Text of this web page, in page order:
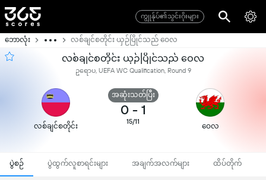
ကျွုန်ုပ်၏သွင်းဂိုးများ
ဘောလုံး လစ်ချင်စတိုင်း ယှဉ်ပြိုင်သည် ဝေလ
လစ်ချင်စတိုင်း ယှဉ်ပြိုင်သည် ဝေလ
ဥရောပ, UEFA WC Qualification, Round 9
လစ်ချင်စတိုင်း
အဆုံးသတ်ပြီး
0 - 1
15/11
ဝေလ
ပွဲစဉ် ပွဲထွက်လူစာရင်းများ အချက်အလက်များ ထိပ်တိုက်